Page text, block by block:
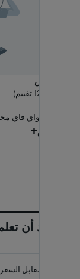
ماتيوز بليس
بار / صالة, واي فاي
من الجيد أن
القيمة مقابل السعر